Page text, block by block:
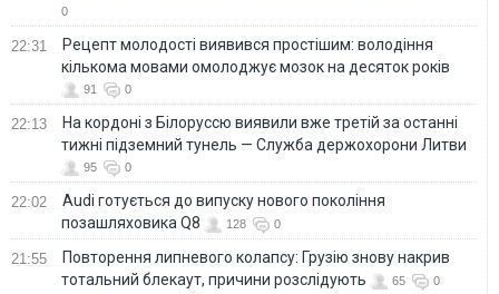
0
22:31
Рецепт молодості виявився простішим: володіння
кількома мовами омолоджує мозок на десяток років
91 0
22:13
На кордоні з Білоруссю виявили вже третій за останні
тижні підземний тунель — Служба держохорони Литви
95 0
22:02
Audi готується до випуску нового покоління
позашляховика Q8
128 0
21:55
Повторення липневого колапсу: Грузію знову накрив
тотальний блекаут, причини розслідують
65 0